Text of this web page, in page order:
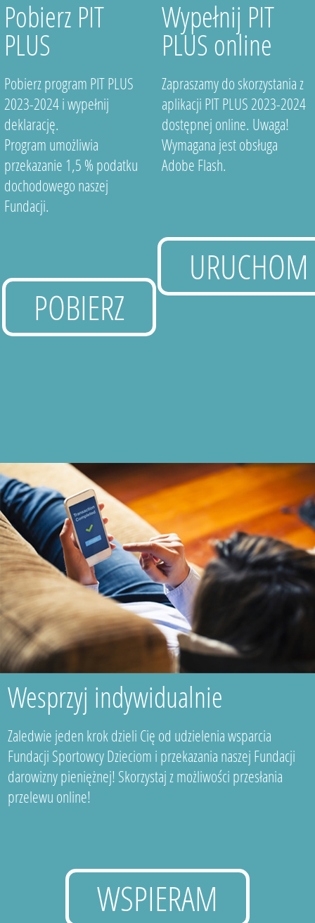
Pobierz PIT
PLUS
Pobierz program PIT PLUS
2023-2024 i wypełnij
deklarację.
Program umożliwia
przekazanie 1,5 % podatku
dochodowego naszej
Fundacji.
POBIERZ
Wypełnij PIT
PLUS online
Zapraszamy do skorzystania z
aplikacji PIT PLUS 2023-2024
dostępnej online. Uwaga!
Wymagana jest obsługa
Adobe Flash.
URUCHOM
Wesprzyj indywidualnie
Zaledwie jeden krok dzieli Cię od udzielenia wsparcia
Fundacji Sportowcy Dzieciom i przekazania naszej Fundacji
darowizny pieniężnej! Skorzystaj z możliwości przesłania
przelewu online!
WSPIERAM